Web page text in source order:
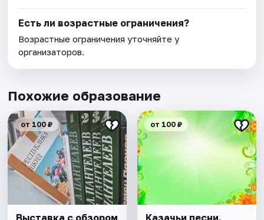
Есть ли возрастные ограничения?
Возрастные ограничения уточняйте у
организаторов.
Похожие образование
от 100 ₽ от 100 ₽